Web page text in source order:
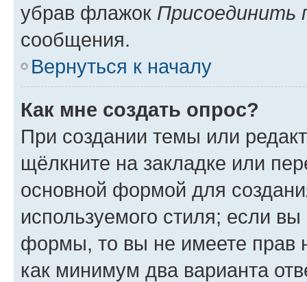
убрав флажок Присоединить
сообщения.
Вернуться к началу
Как мне создать опрос?
При создании темы или
щёлкните на закладке или
основной формой для
используемого стиля; если
формы, то вы не имеете прав
как минимум два варианта